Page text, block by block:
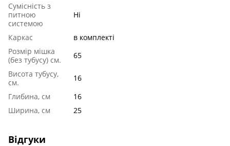
Сумісність з
питною
системою
Ні
Каркас
в комплекті
Розмір мішка
(без тубусу) см.
65
Висота тубусу,
см.
16
Глибина, см
16
Ширина, см
25
Відгуки